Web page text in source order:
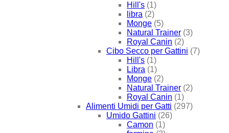
Hill's (1)
libra (2)
Monge (5)
Natural Trainer (3)
Royal Canin (2)
Cibo Secco per Gattini (7)
Hill's (1)
Libra (1)
Monge (2)
Natural Trainer (2)
Royal Canin (1)
Alimenti Umidi per Gatti (297)
Umido Gattini (26)
Camon (1)